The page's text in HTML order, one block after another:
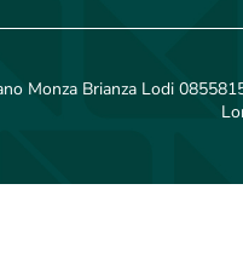
Monza Brianza Lodi